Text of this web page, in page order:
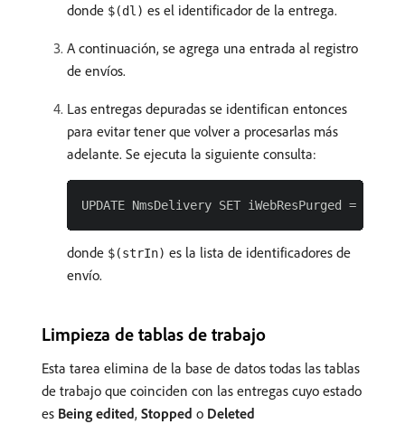
donde $(dl) es el identificador de la entrega.
A continuación, se agrega una entrada al registro
de envíos.
Las entregas depuradas se identifican entonces
para evitar tener que volver a procesarlas más
adelante. Se ejecuta la siguiente consulta:
donde $(strIn) es la lista de identificadores de
envío.
Limpieza de tablas de trabajo
Esta tarea elimina de la base de datos todas las tablas
de trabajo que coinciden con las entregas cuyo estado
es Being edited, Stopped o Deleted